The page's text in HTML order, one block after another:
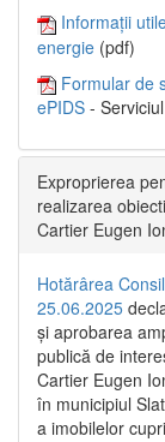
Informații
energie (pdf)
Formular de
ePIDS -
Exproprierea
realizarea
Cartier Eugen
Hotărârea
25.06.2025
și aprobarea
publică de
Cartier Eugen
în municipiul
a imobilelor